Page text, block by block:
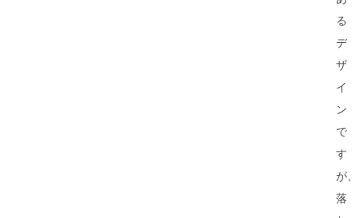
る
デ
ザ
イ
ン
で
す
が
落